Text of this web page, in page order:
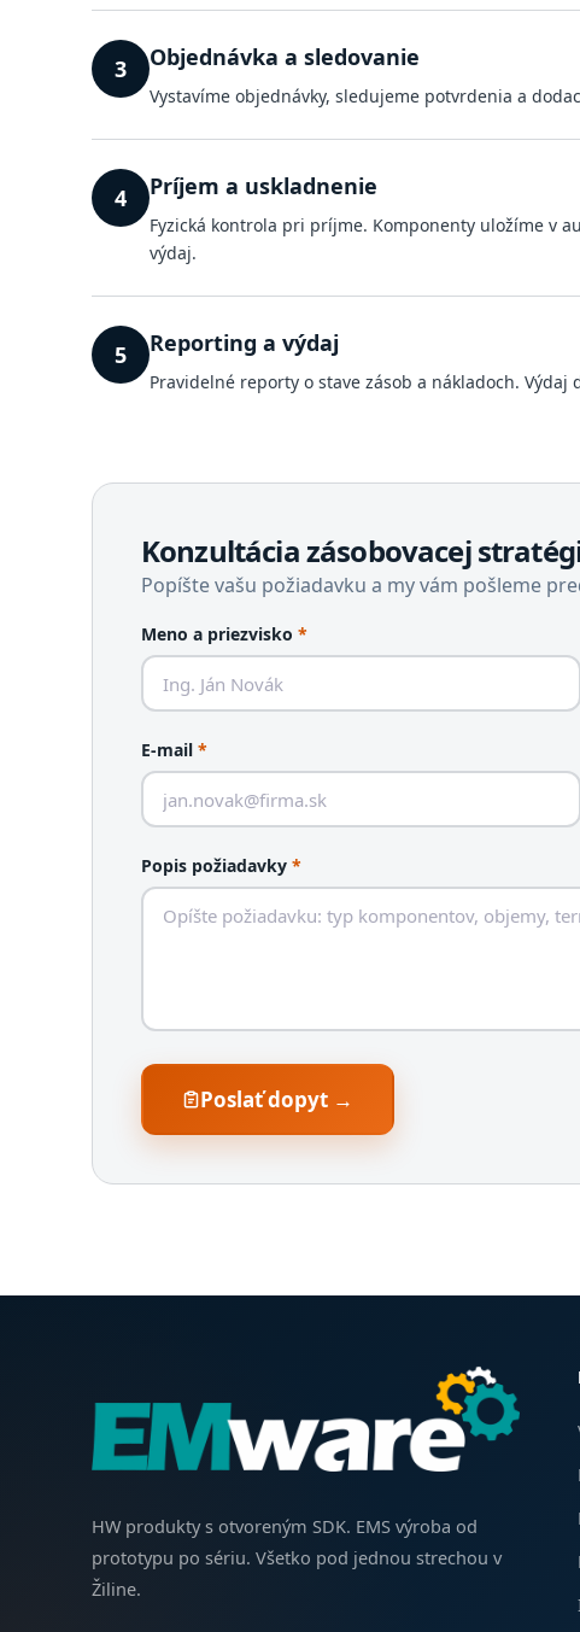
3 Objednávka a sledovanie
Vystavíme objednávky, sledujeme potvrdenia a
4 Príjem a uskladnenie
Fyzická kontrola pri príjme. Komponenty uložíme v
výdaj.
5 Reporting a výdaj
Pravidelné reporty o stave zásob a nákladoch.
Konzultácia zásobovacej
Popíšte vašu požiadavku a my vám pošleme
Meno a priezvisko *
E-mail *
Popis požiadavky *
Poslať dopyt →
HW produkty s otvoreným SDK. EMS výroba od
prototypu po sériu. Všetko pod jednou strechou v
Žiline.